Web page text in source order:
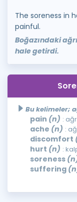
The soreness in
painful.
Boğazındaki
hale getirdi.
Bu kelimeler;
pain (n) :
ache (n) :
discomfort
hurt (n) :
soreness
suffering